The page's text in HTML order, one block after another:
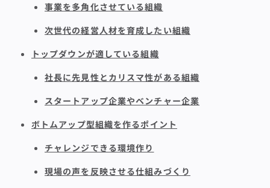
事業を多角化させている組織
次世代の経営人材を育成したい組織
トップダウンが適している組織
社長に先見性とカリスマ性がある組織
スタートアップ企業やベンチャー企業
ボトムアップ型組織を作るポイント
チャレンジできる環境作り
現場の声を反映させる仕組みづくり